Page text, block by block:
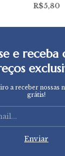
R$5,80
e
a receber nossas
grátis!